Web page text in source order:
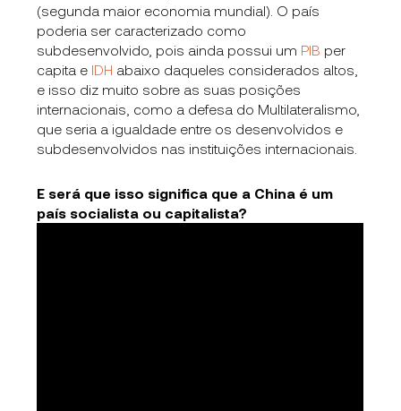
(segunda maior economia mundial). O país
poderia ser caracterizado como
subdesenvolvido, pois ainda possui um PIB per
capita e IDH abaixo daqueles considerados altos,
e isso diz muito sobre as suas posições
internacionais, como a defesa do Multilateralismo,
que seria a igualdade entre os desenvolvidos e
subdesenvolvidos nas instituições internacionais.
E será que isso significa que a China é um
país socialista ou capitalista?